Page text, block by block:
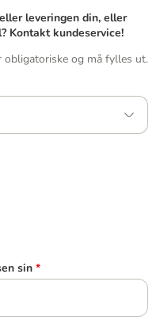
leveringen din, eller
Kontakt kundeservice!
obligatoriske og må fylles ut.
sin *